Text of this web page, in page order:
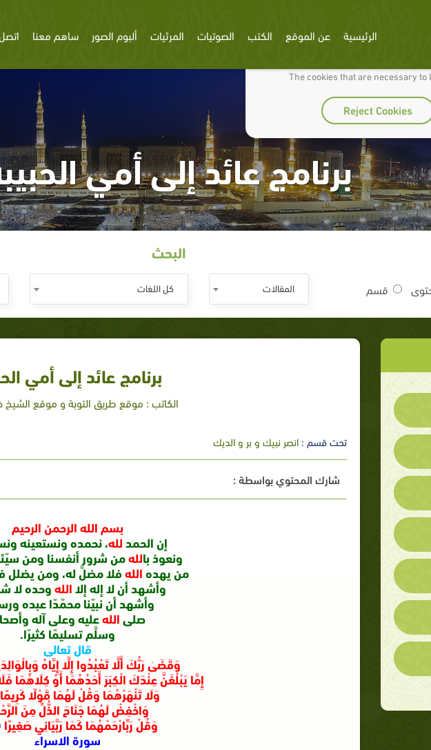
We use cookies to make our site work
The cookies that are necessary
Reject Cookies
الرئيسية عن الموقع الكتب الصوتيات المرئيات ألبوم الصور ساهم معنا
برنامج عائد إلى أمي
البحث
قسم المقالات كل اللغات
برنامج عائد إلى أمي
الكاتب : موقع طريق التوبة و موقع الشيخ
تحت قسم :انصر نبيك و بر و الديك
شارك المحتوي بواسطة :
بسم الله الرحمن الرحيم
إن الحمدلله، نحمده ونستعينه
ونعوذ باللهمن شرور أنفسنا ومن
من يهدهاللهفلا مضلَّ له، ومن يضلل
وأشهد أن لا إله إلااللهوحده لا
وأشهد أن نبيّنا محمّدًا عبده
صلىاللهعليه وعلى آله
وسلَّم تسليمًا كثيرًا.
قال تعالى
وَقَضَىٰ رَبُّكَ أَلَّا تَعْبُدُوا إِلَّا إِيَّاهُ
إِمَّا يَبْلُغَنَّ عِنْدَكَ الْكِبَرَ أَحَدُهُمَا أَوْ كِلَاهُمَا
وَلَا تَنْهَرْهُمَا وَقُلْ لَهُمَا قَوْلًا كَرِيمًا
وَاخْفِضْ لَهُمَا جَنَاحَ الذُّلِّ مِنَ
وَقُلْ رَبِّارْحَمْهُمَا كَمَا رَبَّيَانِي صَغِيرًا
سورة الاسراء